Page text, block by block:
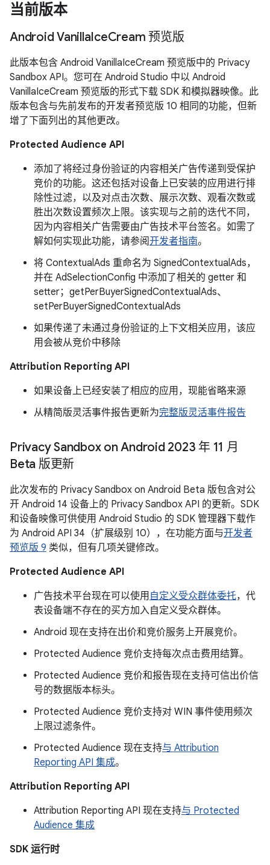
当前版本
Android VanillaIceCream 预览版
此版本包含 Android VanillaIceCream 预览版中的 Privacy
Sandbox API。您可在 Android Studio 中以 Android
VanillaIceCream 预览版的形式下载 SDK 和模拟器映像。此
版本包含与先前发布的开发者预览版 10 相同的功能，但新
增了下面列出的其他更改。
Protected Audience API
添加了将经过身份验证的内容相关广告传递到受保护
竞价的功能。这还包括对设备上已安装的应用进行排
除性过滤，以及对点击次数、展示次数、观看次数或
胜出次数设置频次上限。该实现与之前的迭代不同，
因为内容相关广告需要由广告技术平台签名。如需了
解如何实现此功能，请参阅开发者指南。
将 ContextualAds 重命名为 SignedContextualAds，
并在 AdSelectionConfig 中添加了相关的 getter 和
setter；getPerBuyerSignedContextualAds、
setPerBuyerSignedContextualAds
如果传递了未通过身份验证的上下文相关应用，该应
用会被从竞价中移除
Attribution Reporting API
如果设备上已经安装了相应的应用，现能省略来源
从精简版灵活事件报告更新为完整版灵活事件报告
Privacy Sandbox on Android 2023 年 11 月
Beta 版更新
此次发布的 Privacy Sandbox on Android Beta 版包含对公
开 Android 14 设备上的 Privacy Sandbox API 的更新。SDK
和设备映像可供使用 Android Studio 的 SDK 管理器下载作
为 Android API 34（扩展级别 10），在功能方面与开发者
预览版 9 类似，但有几项关键修改。
Protected Audience API
广告技术平台现在可以使用 自定义受众群体委托，代
表设备端不存在的买方加入自定义受众群体。
Android 现在支持在出价和竞价服务上开展竞价。
Protected Audience 竞价支持每次点击费用结算。
Protected Audience 竞价和报告现在支持可信出价信
号的数据版本标头。
Protected Audience 竞价支持对 WIN 事件使用频次
上限过滤条件。
Protected Audience 现在支持与 Attribution
Reporting API 集成。
Attribution Reporting API
Attribution Reporting API 现在支持与 Protected
Audience 集成
SDK 运行时